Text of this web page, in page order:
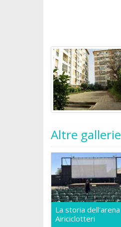
Altre gallerie
La storia dell'arena
Airiciclotteri